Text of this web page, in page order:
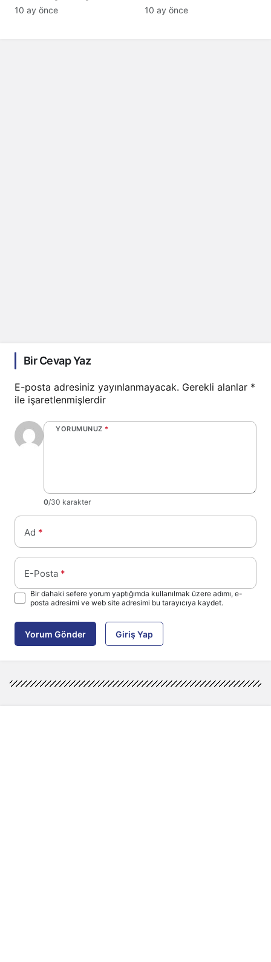
tanıyamıyor: Son hali
10 ay önce 10 ay önce
Bir Cevap Yaz
E-posta adresiniz yayınlanmayacak. Gerekli alanlar *
ile işaretlenmişlerdir
YORUMUNUZ *
0/30 karakter
Ad *
E-Posta *
Bir dahaki sefere yorum yaptığımda kullanılmak üzere adımı, e-
posta adresimi ve web site adresimi bu tarayıcıya kaydet.
Yorum Gönder Giriş Yap